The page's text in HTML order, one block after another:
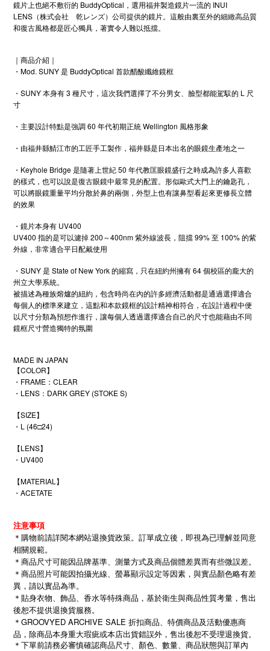
鏡片上也絕不敷衍的 BuddyOptical，選用福井製造鏡片一流的 INUI
LENS（株式会社 乾レンズ）公司提供的鏡片。這般由裏至外的細緻高品質
和復古風格都是匠心獨具，著實令人難以抵擋。
｜商品介紹｜
・Mod. SUNY 是 BuddyOptical 首款醋酸纖維鏡框
・SUNY 本身有 3 種尺寸，這次我們選擇了不分男女、臉型都能駕馭的 L 尺
寸
・主要設計特點是強調 60 年代初期正統 Wellington 風格形象
・由福井縣鯖江市的工匠手工製作，福井縣是日本出名的眼鏡生產地之一
・Keyhole Bridge 是隨著上世紀 50 年代教匡眼鏡盛行之時成為許多人喜歡
的樣式，也可以說是復古眼鏡中最常見的配置。形似歐式大門上的鑰匙孔，
可以將眼鏡重量平均分散於鼻的兩側，外型上也有讓鼻型看起來更修長立體
的效果
・鏡片本身有 UV400
UV400 指的是可以濾掉 200～400nm 紫外線波長，阻擋 99% 至 100% 的紫
外線，非常適合平日配戴使用
・SUNY 是 State of New York 的縮寫，只在紐約州擁有 64 個校區的龐大的
州立大學系統。
被描述為種族熔爐的紐約，包含時尚在內的許多經濟活動都是通過選擇適合
每個人的標準來建立，這點和本款鏡框的設計精神相符合，在設計過程中便
以尺寸分類為預想作進行，讓每個人透過選擇適合自己的尺寸也能藉由不同
鏡框尺寸營造獨特的氛圍
MADE IN JAPAN
【COLOR】
・FRAME：CLEAR
・LENS：DARK GREY (STOKE S)
【SIZE】
・L (46□24)
【LENS】
・UV400
【MATERIAL】
・ACETATE
注意事項
＊購物前請詳閱本網站退換貨政策。訂單成立後，即視為已理解並同意
相關規範。
＊商品尺寸可能因品牌基準、測量方式及商品個體差異而有些微誤差。
＊商品照片可能因拍攝光線、螢幕顯示設定等因素，與實品顏色略有差
異，請以實品為準。
＊貼身衣物、飾品、香水等特殊商品，基於衛生與商品性質考量，售出
後恕不提供退換貨服務。
＊GROOVYED ARCHIVE SALE 折扣商品、特價商品及活動優惠商
品，除商品本身重大瑕疵或本店出貨錯誤外，售出後恕不受理退換貨。
＊下單前請務必審慎確認商品尺寸、顏色、數量、商品狀態與訂單內